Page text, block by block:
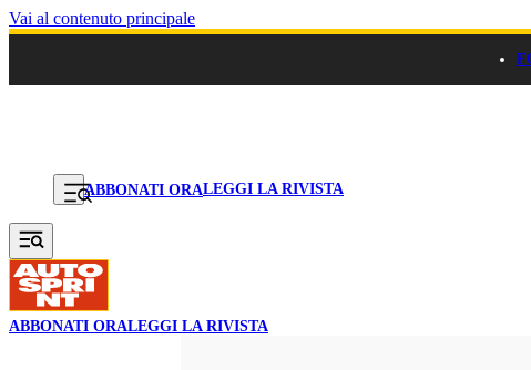
Vai al contenuto principale
ABBONATI ORALEGGI LA RIVISTA
ABBONATI ORALEGGI LA RIVISTA